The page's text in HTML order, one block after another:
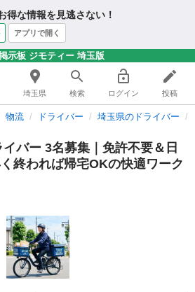
得な情報を見逃さない！
アプリで開く
示板 ジモティー 埼玉版
埼玉県 検索 ログイン 投稿
物流 ドライバー 埼玉県のドライバー
バー 3名募集｜免許不要＆日
終われば帰宅OKの快適ワーク